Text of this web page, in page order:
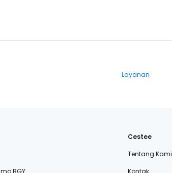
Layanan
BGY
Cestee
Tentang Kami
Kontak